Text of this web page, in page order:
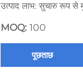
उत्पाद लाभ: सुचारु रूप
MOQ: 100
पूछताछ